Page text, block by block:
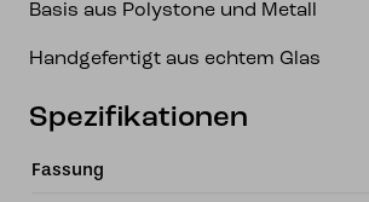
Basis aus Polystone und Metall
Handgefertigt aus echtem Glas
Spezifikationen
Fassung